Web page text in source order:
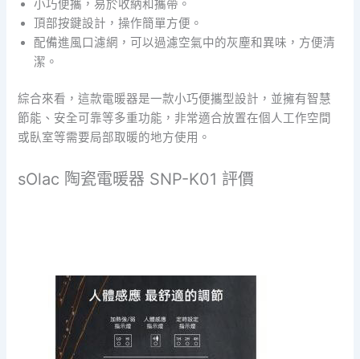
小巧便攜，易於收納和攜帶。
頂部按鍵設計，操作簡單方便。
配備進風口濾網，可以過濾空氣中的灰塵和異味，方便清
潔。
綜合來看，這款電暖器是一款小巧便攜型設計，並擁有智慧
節能、安全可靠等多重功能，非常適合放置在個人工作空間
或臥室等需要局部取暖的地方使用。
sOlac 陶瓷電暖器 SNP-K01 評價